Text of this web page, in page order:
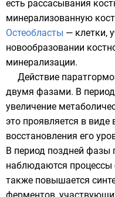
есть рассасывания
минерализованную
Остеобласты — клетки,
новообразовании
минерализации.
Действие
двумя фазами. В
увеличение
это проявляется в виде
восстановления его
В период поздней фазы
наблюдаются процессы
также повышается